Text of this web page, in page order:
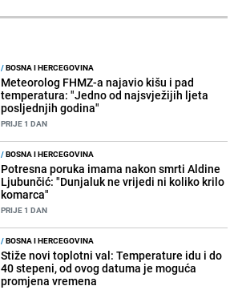
/BOSNA I HERCEGOVINA
Meteorolog FHMZ-a najavio kišu i pad
temperatura: "Jedno od najsvježijih ljeta
posljednjih godina"
PRIJE 1 DAN
/BOSNA I HERCEGOVINA
Potresna poruka imama nakon smrti Aldine
Ljubunčić: "Dunjaluk ne vrijedi ni koliko krilo
komarca"
PRIJE 1 DAN
/BOSNA I HERCEGOVINA
Stiže novi toplotni val: Temperature idu i do
40 stepeni, od ovog datuma je moguća
promjena vremena